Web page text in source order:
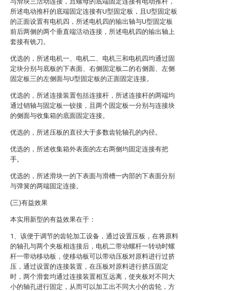
所述电动推杆的底端固定连接有U型固定板，且U型固定板
的正面设置有电机四，所述电机四的输出轴与U型固定板
前后两侧的两个垂直端活动连接，所述电机四的输出轴上
套接有铣刀。
优选的，所述电机一、电机二、电机三和电机四均通过固
定块分别与底板的下表面、右侧固定板二的右侧面、左侧
固定板三的左侧面与U型固定板的正面固定连接。
优选的，所述连接装置包括连接杆，所述连接杆的两端均
通过销轴与固定板一铰接，且两个固定板一分别与连接块
的侧面与收集箱的底面固定连接。
优选的，所述压板的直径大于多数齿轮轴孔的内径。
优选的，所述收集箱外表面的左右两侧均固定连接有把
手。
优选的，所述滑块一的下表面与滑槽一内部的下表面分别
与弹簧的两端固定连接。
(三)有益效果
本实用新型的有益效果在于：
1、该便于调节的齿轮加工设备，通过设置压板，在将原料
的轴孔与两个夹板相连接后，电机二带动螺杆一转动时螺
杆一带动移动板，使移动板可以带动压板对原料进行过挤
压，通过设置的连接装置，在压板对原料进行挤压固定
时，两个滑套均通过连接装置相互远离，使夹板对不同大
小的轴孔进行固定，从而可以加工出不同大小的齿轮，方